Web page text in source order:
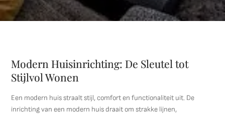
Modern Huisinrichting: De Sleutel tot
Stijlvol Wonen
Een modern huis straalt stijl, comfort en functionaliteit uit. De
inrichting van een modern huis draait om strakke lijnen,